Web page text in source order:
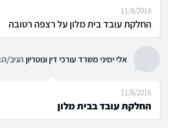
החלקת עובד בית מלון על רצפה רטובה
11/8/2016
אלי ימיני משרד עורכי דין ונוטריון הגיב/ה:
החלקת עובד בבית מלון
11/8/2016